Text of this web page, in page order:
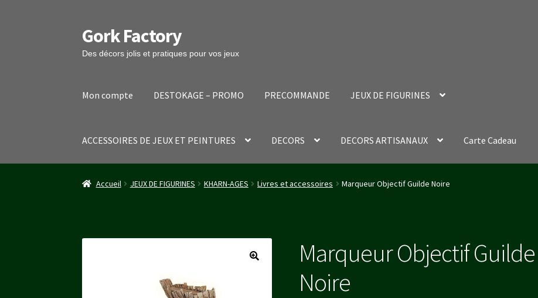
Aller
à
la
Aller
au
contenu
Gork Factory
Des décors jolis et pratiques pour vos jeux
Mon compte DESTOKAGE – PROMO PRECOMMANDE JEUX DE FIGURINES
ACCESSOIRES DE JEUX ET PEINTURES DECORS DECORS ARTISANAUX Carte Cadeau
Accueil CGV Mon comptePanier Stripe Payment Success Page Validation de la commande
Accueil JEUX DE FIGURINES KHARN-AGES Livres et accessoires Marqueur Objectif Guilde Noire
Marqueur Objectif Guilde
Noire